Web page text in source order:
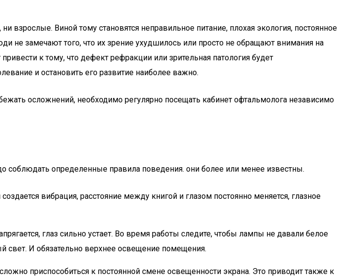
взрослые. Виной тому становятся неправильное питание, плохая экология, постоянное
не замечают того, что их зрение ухудшилось или просто не обращают внимания на
к тому, что дефект рефракции или зрительная патология будет
и остановить его развитие наиболее важно.
осложнений, необходимо регулярно посещать кабинет офтальмолога независимо
соблюдать определенные правила поведения. они более или менее известны.
вибрация, расстояние между книгой и глазом постоянно меняется, глазное
глаз сильно устает. Во время работы следите, чтобы лампы не давали белое
свет. И обязательно верхнее освещение помещения.
приспособиться к постоянной смене освещенности экрана. Это приводит также к